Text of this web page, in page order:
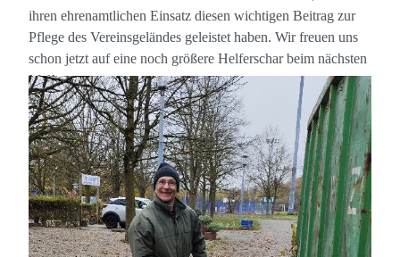
ihren ehrenamtlichen Einsatz diesen wichtigen Beitrag zur
Pflege des Vereinsgeländes geleistet haben. Wir freuen uns
schon jetzt auf eine noch größere Helferschar beim nächsten
Mal!